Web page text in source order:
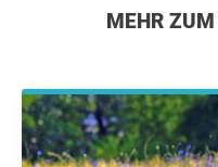
MEHR